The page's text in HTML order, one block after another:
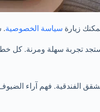
زيارة سياسة الخصوصية.
تجربة سهلة ومرنة. كل خطوة
الفندقية. فهم آراء